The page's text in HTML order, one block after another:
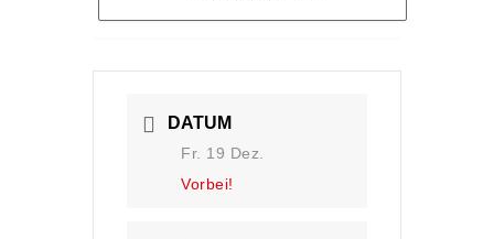
DATUM
Fr. 19 Dez.
Vorbei!